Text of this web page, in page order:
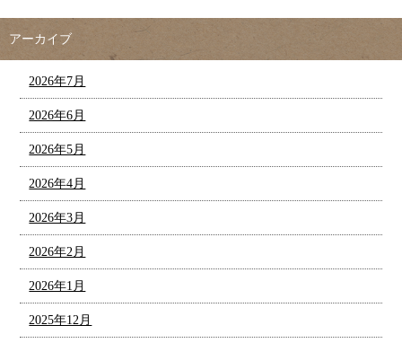
アーカイブ
2026年7月
2026年6月
2026年5月
2026年4月
2026年3月
2026年2月
2026年1月
2025年12月